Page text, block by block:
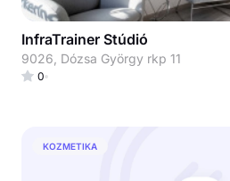
InfraTrainer Stúdió
9026, Dózsa György rkp 11
0
KOZMETIKA